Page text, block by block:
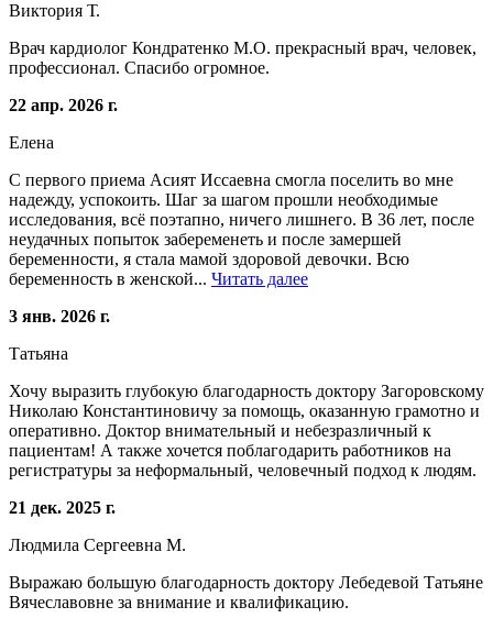
Виктория Т.
Врач кардиолог Кондратенко М.О. прекрасный врач, человек,
профессионал. Спасибо огромное.
22 апр. 2026 г.
Елена
С первого приема Асият Иссаевна смогла поселить во мне
надежду, успокоить. Шаг за шагом прошли необходимые
исследования, всё поэтапно, ничего лишнего. В 36 лет, после
неудачных попыток забеременеть и после замершей
беременности, я стала мамой здоровой девочки. Всю
беременность в женской... Читать далее
3 янв. 2026 г.
Татьяна
Хочу выразить глубокую благодарность доктору Загоровскому
Николаю Константиновичу за помощь, оказанную грамотно и
оперативно. Доктор внимательный и небезразличный к
пациентам! А также хочется поблагодарить работников на
регистратуры за неформальный, человечный подход к людям.
21 дек. 2025 г.
Людмила Сергеевна М.
Выражаю большую благодарность доктору Лебедевой Татьяне
Вячеславовне за внимание и квалификацию.